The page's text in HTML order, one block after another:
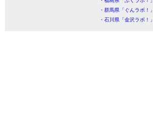
・群馬県「ぐんラボ！」
・石川県「金沢ラボ！」